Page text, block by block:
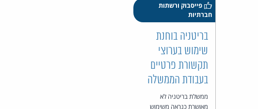
פייסבוק ורשתות
חברתיות
בריטניה בוחנת
שימוש בערוצי
תקשורת פרטיים
בעבודת הממשלה
ממשלת בריטניה לא
מאושרת כנראה משימוש